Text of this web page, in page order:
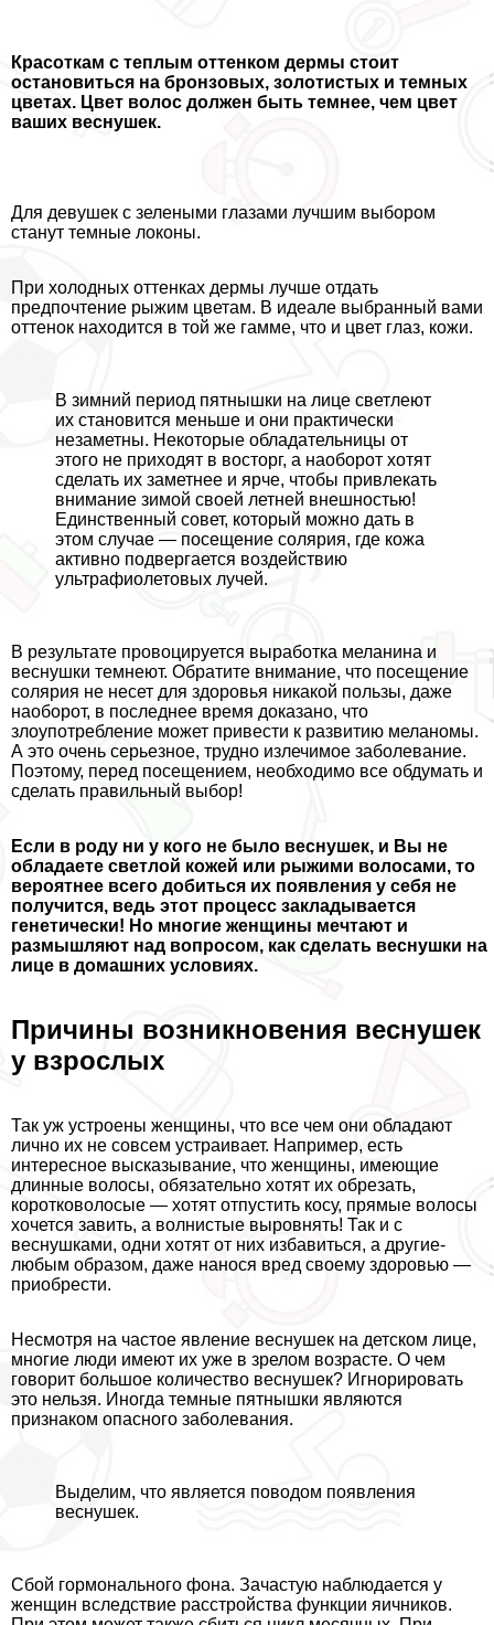
Красоткам с теплым оттенком дермы стоит
остановиться на бронзовых, золотистых и темных
цветах. Цвет волос должен быть темнее, чем цвет
ваших веснушек.
Для дeвyшек с зелеными глазами лучшим выбором
станут темные локоны.
При холодных оттенках дермы лучше отдать
предпочтение рыжим цветам. В идеале выбранный вами
оттенок находится в той же гамме, что и цвет глаз, кожи.
В зимний период пятнышки на лице светлеют
их становится меньше и они пpaктически
незаметны. Некоторые обладательницы от
этого не приходят в восторг, а наоборот хотят
сделать их заметнее и ярче, чтобы привлекать
внимание зимой своей летней внешностью!
Единственный совет, который можно дать в
этом случае — посещение солярия, где кожа
активно подвергается воздействию
ультрафиолетовых лучей.
В результате провоцируется выработка меланина и
веснушки темнеют. Обратите внимание, что посещение
солярия не несет для здоровья никакой пользы, даже
наоборот, в последнее время доказано, что
злоупотрeбление может привести к развитию меланомы.
А это очень серьезное, трудно излечимое заболевание.
Поэтому, перед посещением, необходимо все обдумать и
сделать правильный выбор!
Если в роду ни у кого не было веснушек, и Вы не
обладаете светлой кожей или рыжими волосами, то
вероятнее всего добиться их появления у себя не
получится, ведь этот процесс закладывается
генетически! Но многие женщины мечтают и
размышляют над вопросом, как сделать веснушки на
лице в домашних условиях.
Причины возникновения веснушек
у взрослых
Так уж устроены женщины, что все чем они обладают
лично их не совсем устраивает. Например, есть
интересное высказывание, что женщины, имеющие
длинные волосы, обязательно хотят их обрезать,
коротковолосые — хотят отпустить косу, прямые волосы
хочется завить, а волнистые выровнять! Так и с
веснушками, одни хотят от них избавиться, а другие-
любым образом, даже нанося вред своему здоровью —
приобрести.
Несмотря на частое явление веснушек на детском лице,
многие люди имеют их уже в зрелом возрасте. О чем
говорит большое количество веснушек? Игнорировать
это нельзя. Иногда темные пятнышки являются
признаком опасного заболевания.
Выделим, что является поводом появления
веснушек.
Сбой гормонального фона. Зачастую наблюдается у
женщин вследствие расстройства функции яичников.